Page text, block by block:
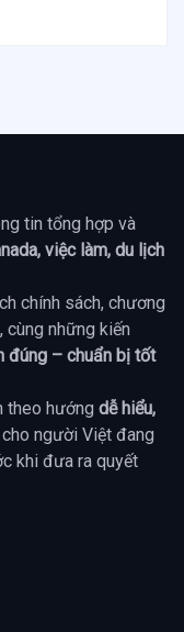
tin tổng hợp và
việc làm, du lịch
chính sách, chương
những kiến
đúng – chuẩn bị tốt
theo hướng dễ hiểu,
người Việt đang
khi đưa ra quyết